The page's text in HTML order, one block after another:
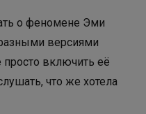
о феномене Эми
версиями
включить её
что же хотела